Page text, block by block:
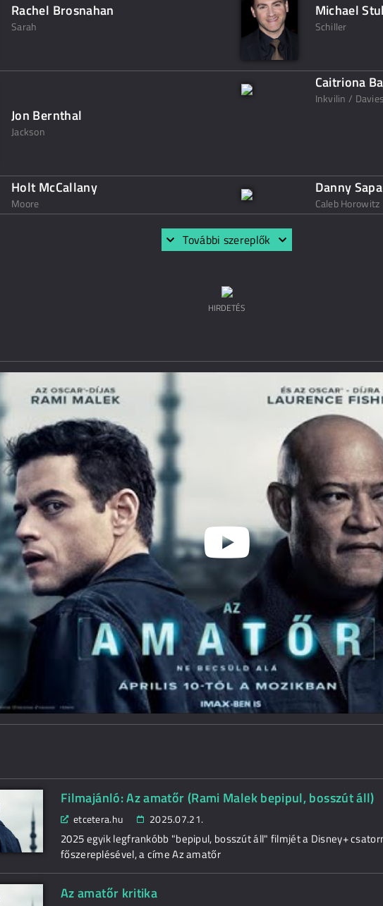
Rachel Brosnahan
Sarah
Michael
Schiller
Jon Bernthal
Jackson
Caitriona
Inkvilin / Davies
Holt McCallany
Moore
Danny
Caleb Horowitz
További szereplők
HIRDETÉS
Filmajánló: Az amatőr (Rami Malek bepipul, bosszút áll)
etcetera.hu 2025.07.21.
2025 egyik legfrankóbb "bepipul, bosszút áll" filmjét a Disney+
főszereplésével, a címe Az amatőr
Az amatőr kritika